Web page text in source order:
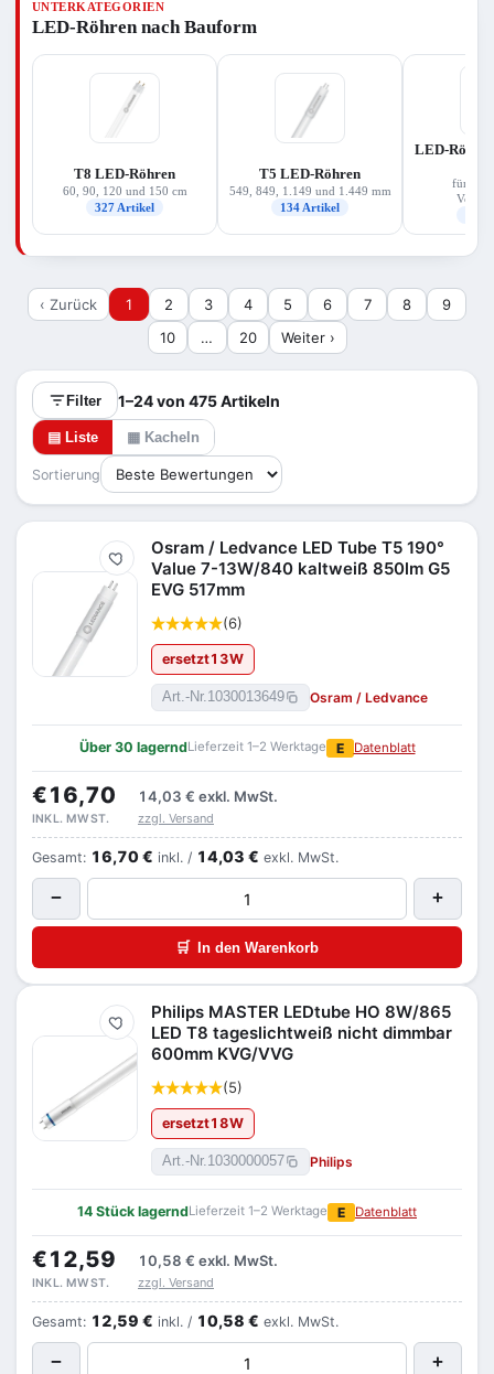
für Ihre Leuchte, die passende Lichtfarbe
(warmweiß bis kaltweiß) und vor allem die
Betriebsart Ihres vorhandenen Vorschaltgeräts.
Das Sortiment deckt Ersatzleistungen von rund 14
bis 58 W ab und stammt überwiegend von
Osram/Ledvance und Philips.
UNTERKATEGORIEN
LED-Röhren nach Bauform
T8 LED-Röhren
60, 90, 120 und 150 cm
327 Artikel
T5 LED-Röhren
549, 849, 1.149 und 1.449 mm
134 Artikel
LED-
für
‹ Zurück 1 2 3 4 5 6 7 8
9
10
… 20 Weiter ›
Filter 1–24 von 475 Artikeln
▤ Liste ▦ Kacheln
Sortierung
Merken
Osram / Ledvance LED Tube T5 190°
Value 7-13W/840 kaltweiß 850lm G5
EVG 517mm
(6)
ersetzt13W
Art.-Nr.1030013649 Osram / Ledvance
Über 30 lagerndLieferzeit 1–2 Werktage E Datenblatt
€16,70 14,03 € exkl. MwSt.
INKL. MWST. zzgl. Versand
Gesamt: 16,70 € inkl. / 14,03 € exkl. MwSt.
− +
🛒 In den Warenkorb
Merken
Philips MASTER LEDtube HO 8W/865
LED T8 tageslichtweiß nicht dimmbar
600mm KVG/VVG
(5)
ersetzt18W
Art.-Nr.1030000057 Philips
14 Stück lagerndLieferzeit 1–2 Werktage E Datenblatt
€12,59 10,58 € exkl. MwSt.
INKL. MWST. zzgl. Versand
Gesamt: 12,59 € inkl. / 10,58 € exkl. MwSt.
− +